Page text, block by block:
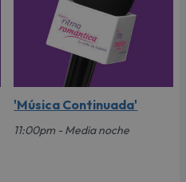
'Música Continuada'
11:00pm - Media noche